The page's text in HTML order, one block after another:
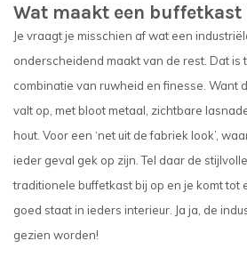
Wat maakt een
Je vraagt je misschien af wat een
onderscheidend maakt van de rest. Dat is
combinatie van ruwheid en finesse. Want
valt op, met bloot metaal, zichtbare
hout. Voor een ‘net uit de fabriek look’,
ieder geval gek op zijn. Tel daar de
traditionele buffetkast bij op en je komt tot
goed staat in ieders interieur. Ja ja, de
gezien worden!